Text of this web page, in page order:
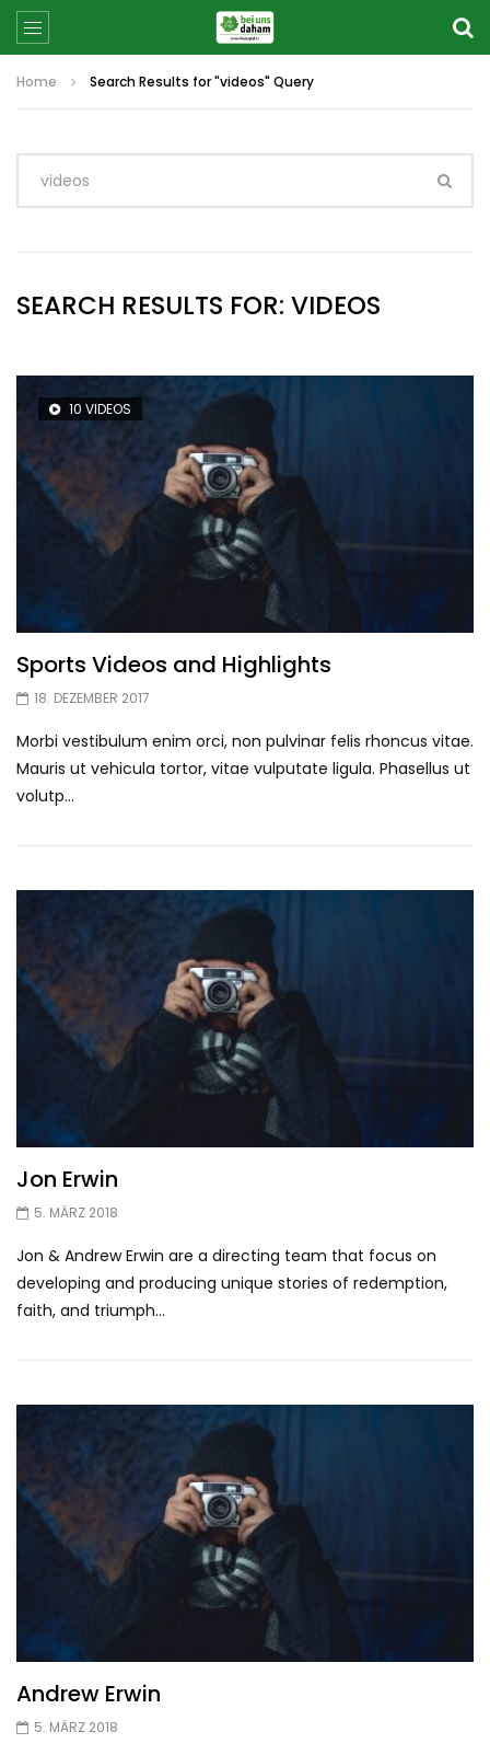
Home Search Results for "videos" Query
SEARCH RESULTS FOR: VIDEOS
10 VIDEOS
Sports Videos and Highlights
18. DEZEMBER 2017
Morbi vestibulum enim orci, non pulvinar felis rhoncus vitae.
Mauris ut vehicula tortor, vitae vulputate ligula. Phasellus ut
volutp...
Jon Erwin
5. MÄRZ 2018
Jon & Andrew Erwin are a directing team that focus on
developing and producing unique stories of redemption,
faith, and triumph...
Andrew Erwin
5. MÄRZ 2018